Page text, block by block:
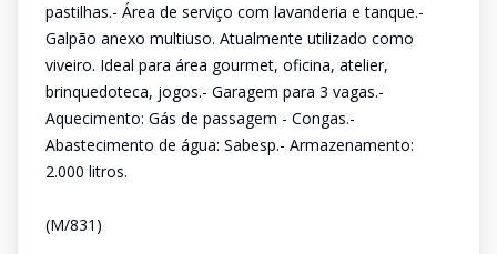
pastilhas.- Área de serviço com lavanderia e tanque.-
Galpão anexo multiuso. Atualmente utilizado como
viveiro. Ideal para área gourmet, oficina, atelier,
brinquedoteca, jogos.- Garagem para 3 vagas.-
Aquecimento: Gás de passagem - Congas.-
Abastecimento de água: Sabesp.- Armazenamento:
2.000 litros.
(M/831)